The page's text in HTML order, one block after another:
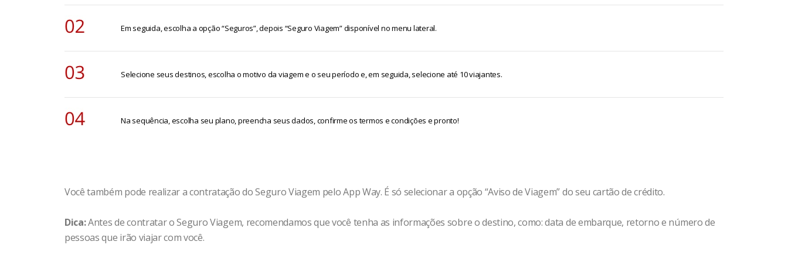
segurado em viagem, decorrente de causas acidentais, devidamente coberta.
Em seguida, escolha a opção “Seguros”, depois “Seguro Viagem” disponível no menu lateral.
Selecione seus destinos, escolha o motivo da viagem e o seu período e, em seguida, selecione até 10 viajantes.
Na sequência, escolha seu plano, preencha seus dados, confirme os termos e condições e pronto!
Você também pode realizar a contratação do Seguro Viagem pelo App Way. É só selecionar a opção “Aviso de Viagem” do seu cartão de crédito.
Dica:Antes de contratar o Seguro Viagem, recomendamos que você tenha as informações sobre o destino, como: data de embarque, retorno e número de
pessoas que irão viajar com você.